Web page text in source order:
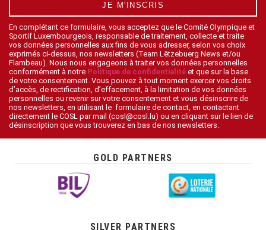
JE M'INSCRIS
En complétant ce formulaire, vous acceptez que le Comité Olympique et
Sportif Luxembourgeois, responsable de traitement, collecte et traite
vos données personnelles aux fins de vous adresser, selon vos choix
exprimés ci-dessus, nos newsletters (Team Lëtzebuerg News et/ou
Flambeau). Nous nous engageons à traiter vos données personnelles
conformément à notre Politique de confidentialité et que sur la base
de votre consentement. Vous pouvez à tout moment exercer vos droits
d’accès, de rectification, d’effacement, à la limitation de vos données
personnelles ou revenir sur votre consentement et vous désinscrire de
nos newsletters, en utilisant le formulaire de contact, en contactant
directement le COSL par mail (cosl@cosl.lu) ou en cliquant sur le lien de
désinscription que vous trouverez en bas de nos newsletters.
GOLD PARTNERS
SILVER PARTNERS